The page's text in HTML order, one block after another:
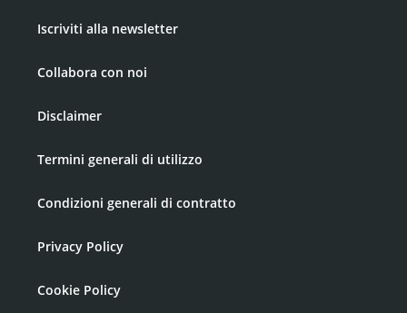
Iscriviti alla newsletter
Collabora con noi
Disclaimer
Termini generali di utilizzo
Condizioni generali di contratto
Privacy Policy
Cookie Policy